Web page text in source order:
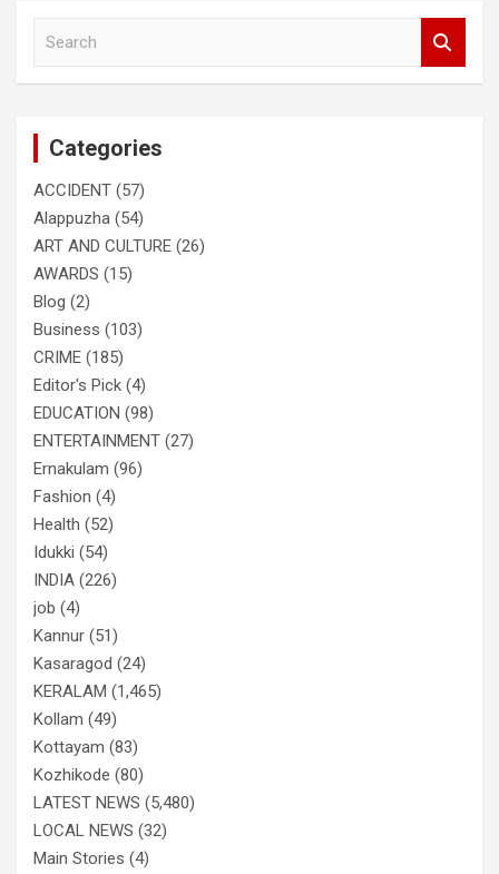
Categories
ACCIDENT (57)
Alappuzha (54)
ART AND CULTURE (26)
AWARDS (15)
Blog (2)
Business (103)
CRIME (185)
Editor's Pick (4)
EDUCATION (98)
ENTERTAINMENT (27)
Ernakulam (96)
Fashion (4)
Health (52)
Idukki (54)
INDIA (226)
job (4)
Kannur (51)
Kasaragod (24)
KERALAM (1,465)
Kollam (49)
Kottayam (83)
Kozhikode (80)
LATEST NEWS (5,480)
LOCAL NEWS (32)
Main Stories (4)